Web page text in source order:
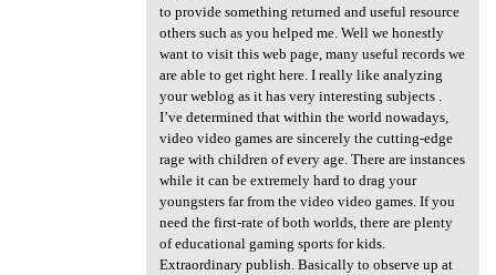
to provide something returned and useful resource
others such as you helped me. Well we honestly
want to visit this web page, many useful records we
are able to get right here. I really like analyzing
your weblog as it has very interesting subjects .
I’ve determined that within the world nowadays,
video video games are sincerely the cutting-edge
rage with children of every age. There are instances
while it can be extremely hard to drag your
youngsters far from the video video games. If you
need the first-rate of both worlds, there are plenty
of educational gaming sports for kids.
Extraordinary publish. Basically to observe up at